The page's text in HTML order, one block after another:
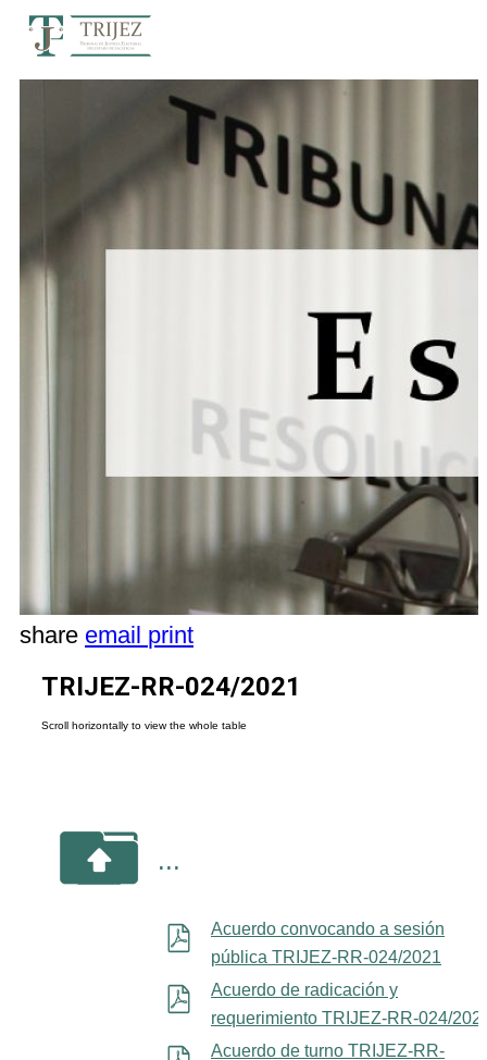
share email print
TRIJEZ-RR-024/2021
...
Acuerdo convocando a sesión
pública TRIJEZ-RR-024/2021
Acuerdo de radicación y
requerimiento TRIJEZ-RR-024/
Acuerdo de turno TRIJEZ-RR-